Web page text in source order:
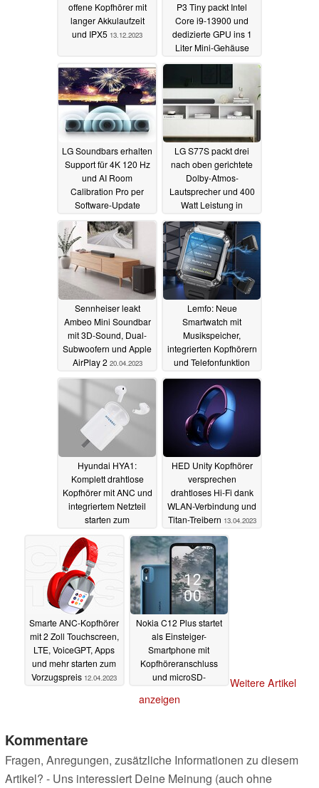
offene Kopfhörer mit
langer Akkulaufzeit
und IPX5 13.12.2023
P3 Tiny packt Intel
Core i9-13900 und
dedizierte GPU ins 1
Liter Mini-Gehäuse
09.05.2023
LG Soundbars erhalten
Support für 4K 120 Hz
und AI Room
Calibration Pro per
Software-Update
02.05.2023
LG S77S packt drei
nach oben gerichtete
Dolby-Atmos-
Lautsprecher und 400
Watt Leistung in
schlanke Soundbar
25.04.2023
Sennheiser leakt
Ambeo Mini Soundbar
mit 3D-Sound, Dual-
Subwoofern und Apple
AirPlay 2 20.04.2023
Lemfo: Neue
Smartwatch mit
Musikspeicher,
integrierten Kopfhörern
und Telefonfunktion
startet für nur 55 Euro
15.04.2023
Hyundai HYA1:
Komplett drahtlose
Kopfhörer mit ANC und
integriertem Netzteil
starten zum
15.04.2023
HED Unity Kopfhörer
versprechen
drahtloses Hi-Fi dank
WLAN-Verbindung und
Titan-Treibern 13.04.2023
Smarte ANC-Kopfhörer
mit 2 Zoll Touchscreen,
LTE, VoiceGPT, Apps
und mehr starten zum
Vorzugspreis 12.04.2023
Nokia C12 Plus startet
als Einsteiger-
Smartphone mit
Kopfhöreranschluss
und microSD-
Weitere Artikel
anzeigen
Kommentare
Fragen, Anregungen, zusätzliche Informationen zu diesem
Artikel? - Uns interessiert Deine Meinung (auch ohne